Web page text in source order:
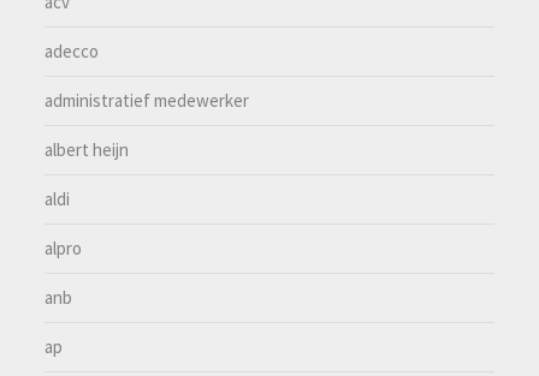
adecco
administratief medewerker
albert heijn
aldi
alpro
anb
ap